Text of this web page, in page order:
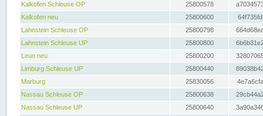
Kalkofen Schleuse OP
25800578
Kalkofen neu
25800600
Lahnstein Schleuse OP
25800798
Lahnstein Schleuse UP
25800800
Leun neu
25800200
Limburg Schleuse UP
25800440
Marburg
25830056
Nassau Schleuse OP
25800638
Nassau Schleuse UP
25800640